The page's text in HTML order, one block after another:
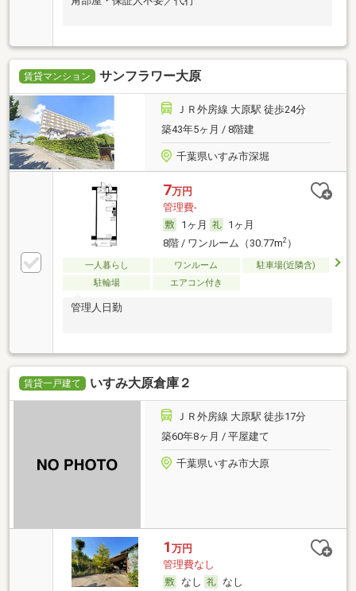
賃貸マンション サンフラワー大原
ＪＲ外房線 大原駅 徒歩24分
築43年5ヶ月 / 8階建
千葉県いすみ市深堀
7万円
管理費-
1ヶ月
1ヶ月
8階 / ワンルーム（30.77m2）
一人暮らし ワンルーム
駐車場(近隣含)
駐輪場
エアコン付き
管理人日勤
賃貸一戸建て いすみ大原倉庫２
ＪＲ外房線 大原駅 徒歩17分
築60年8ヶ月 / 平屋建て
千葉県いすみ市大原
1 万円
管理費なし
なし
なし